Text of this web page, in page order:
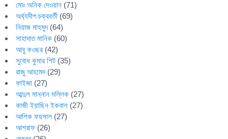
মোঃ অনিক দেওয়ান (71)
অর্ঘ্যদীপ চক্রবর্তী (69)
নিয়াজ মাহমুদ(64)
সাহাদাত মানিক (60)
আবু কওছর (42)
সুবোধ কুমার শিট (35)
রাজু আহমেদ(29)
ফাইজা (27)
আব্দুল মান্নান মল্লিক (27)
কাজী ইয়াছিন ইকবাল (27)
আশিক ফয়সাল (27)
আশরাফ (26)